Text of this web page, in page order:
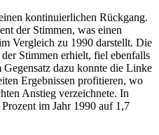
kontinuierlichen Rückgang.
der Stimmen, was einen
Vergleich zu 1990 darstellt. Die
Stimmen erhielt, fiel ebenfalls
dazu konnte die Linke
Ergebnissen profitieren, wo
Anstieg verzeichnete. In
im Jahr 1990 auf 1,7